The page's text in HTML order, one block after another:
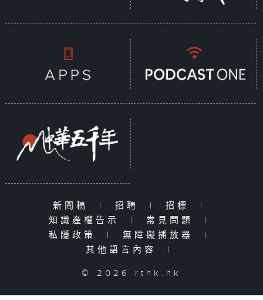
新聞稿 | 招聘 | 招標
|
知識產權告示
| 常見問題
|
私隱政策
| 無障礙播放器
|
其他語言內容
|
© 2026 rthk.hk